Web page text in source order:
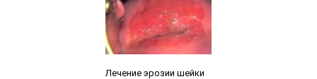
Лечение эрозии шейки